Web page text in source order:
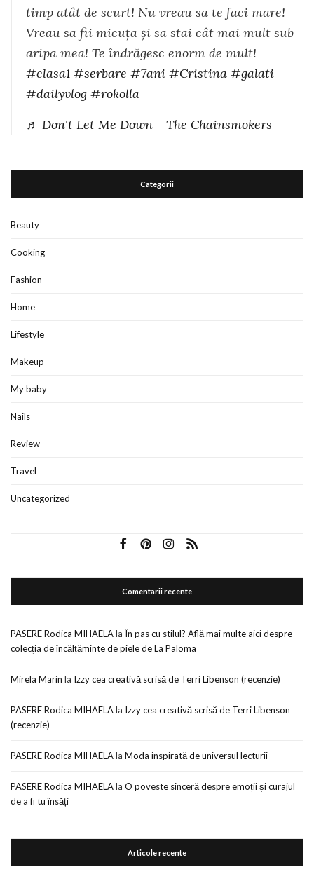
timp atât de scurt! Nu vreau sa te faci mare!
Vreau sa fii micuța și sa stai cât mai mult sub
aripa mea! Te îndrăgesc enorm de mult!
#clasa1 #serbare #7ani #Cristina #galati
#dailyvlog #rokolla
♬ Don't Let Me Down - The Chainsmokers
Categorii
Beauty
Cooking
Fashion
Home
Lifestyle
Makeup
My baby
Nails
Review
Travel
Uncategorized
Comentarii recente
PASERE Rodica MIHAELAla În pas cu stilul? Află mai multe aici despre
colecția de încălțăminte de piele de La Paloma
Mirela Marin la Izzy cea creativă scrisă de Terri Libenson (recenzie)
PASERE Rodica MIHAELAla Izzy cea creativă scrisă de Terri Libenson
(recenzie)
PASERE Rodica MIHAELAla Moda inspirată de universul lecturii
PASERE Rodica MIHAELAla O poveste sinceră despre emoții și curajul
de a fi tu însăți
Articole recente